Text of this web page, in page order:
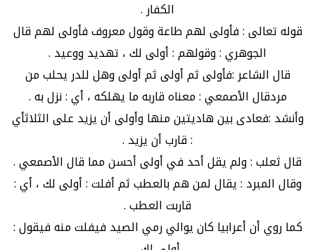
الكفار .
قوله تعالى : فأولى لهم طاعة وقول معروف فأولى لهم قال
الجوهري : وقولهم : أولى لك ، تهديد ووعيد .
قال الشاعر :فأولى ثم أولى ثم أولى وهل للدر يحلب من
مردقال الأصمعي : معناه قاربه ما يهلكه ، أي : نزل به .
وأنشد :فعادى بين هاديتين منها وأولى أن يزيد على الثلاثأي
: قارب أن يزيد .
قال ثعلب : ولم يقل أحد في أولى أحسن مما قال الأصمعي .
وقال المبرد : يقال لمن هم بالعطب ثم أفلت : أولى لك ، أي :
قاربت العطب .
كما روي أن أعرابيا كان يوالي رمي الصيد فيفلت منه فيقول :